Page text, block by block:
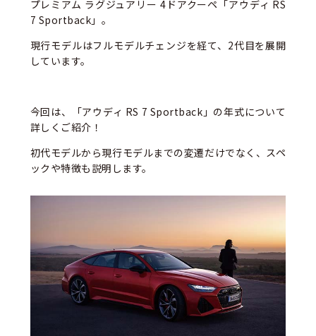
プレミアム ラグジュアリー 4ドアクーペ「アウディ RS
7 Sportback」。
現行モデルはフルモデルチェンジを経て、2代目を展開
しています。
今回は、「アウディ RS 7 Sportback」の年式について
詳しくご紹介！
初代モデルから現行モデルまでの変遷だけでなく、スペ
ックや特徴も説明します。